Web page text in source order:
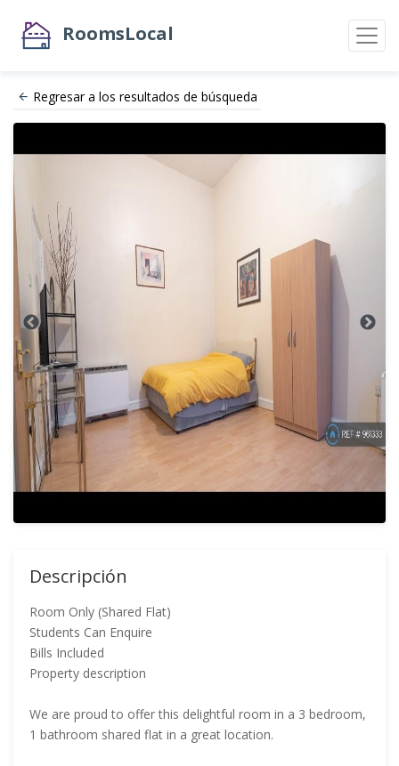
RoomsLocal
Regresar a los resultados de búsqueda
Descripción
Room Only (Shared Flat)
Students Can Enquire
Bills Included
Property description
We are proud to offer this delightful room in a 3 bedroom,
1 bathroom shared flat in a great location.